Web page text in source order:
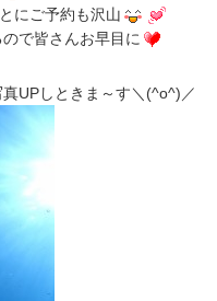
にご予約も沢山
で皆さんお早目に
UPしときま～す＼(^o^)／